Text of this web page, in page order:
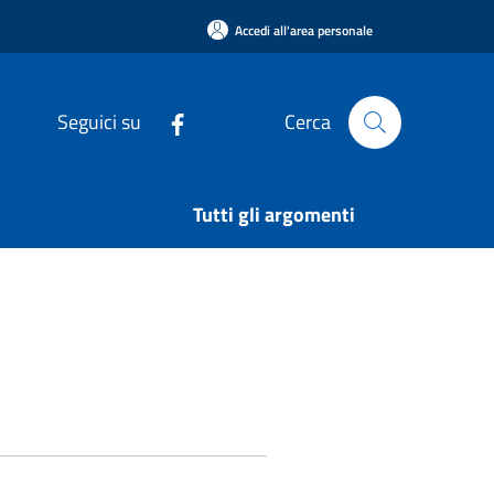
Accedi all'area personale
Seguici su Cerca
Tutti gli argomenti